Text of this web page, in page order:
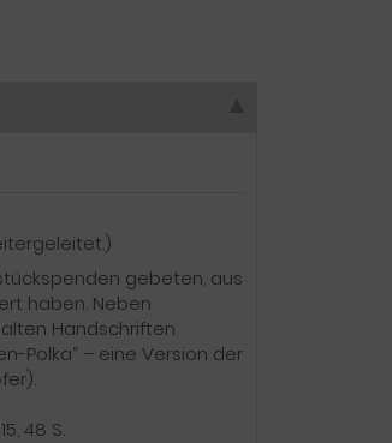
gebeten, aus
haben. Neben
alten Handschriften
Polka“ – eine Version der
48 S.